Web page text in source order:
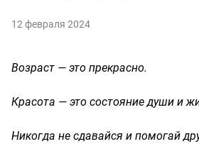
12 февраля 2024
Возраст — это прекрасно.
Красота — это состояние души и
Никогда не сдавайся и помогай